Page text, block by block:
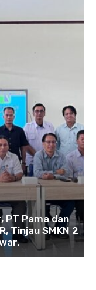
PT Pama dan
Tinjau SMKN 2